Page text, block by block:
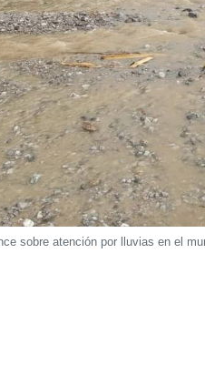
sobre atención por lluvias en el